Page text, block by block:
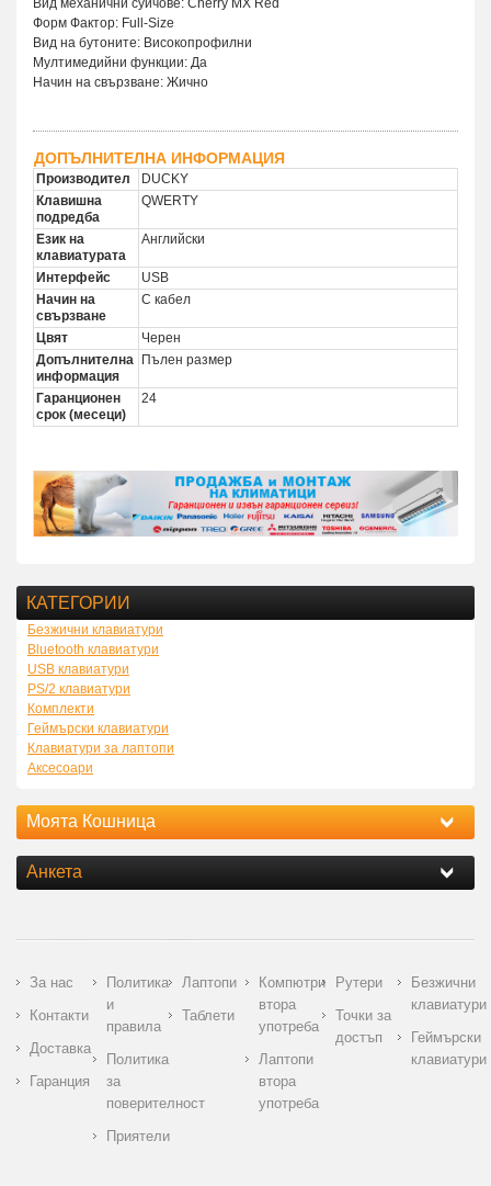
Форм Фактор: Full-Size
Вид на бутоните: Високопрофилни
Мултимедийни функции: Да
Начин на свързване: Жично
ДОПЪЛНИТЕЛНА ИНФОРМАЦИЯ
Производител
DUCKY
Клавишна
подредба
QWERTY
Език на
клавиатурата
Английски
Интерфейс
USB
Начин на
свързване
С кабел
Цвят
Черен
Допълнителна
информация
Пълен размер
Гаранционен
срок (месеци)
24
КАТЕГОРИИ
Безжични клавиатури
Bluetooth клавиатури
USB клавиатури
PS/2 клавиатури
Комплекти
Геймърски клавиатури
Клавиатури за лаптопи
Аксесоари
Моята Кошница
Анкета
За нас
Контакти
Доставка
Гаранция
Политика
и
правила
Политика
за
поверителност
Приятели
Лаптопи
Таблети
Компютри
втора
употреба
Лаптопи
втора
употреба
Рутери
Точки за
достъп
Безжични
клавиатури
Геймърски
клавиатури